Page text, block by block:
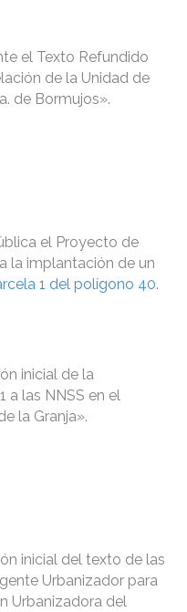
el Texto Refundido
de la Unidad de
de Bormujos».
el Proyecto de
la implantación de un
1 del polígono 40.
inicial de la
a las NNSS en el
la Granja».
inicial del texto de las
Urbanizador para
Urbanizadora del